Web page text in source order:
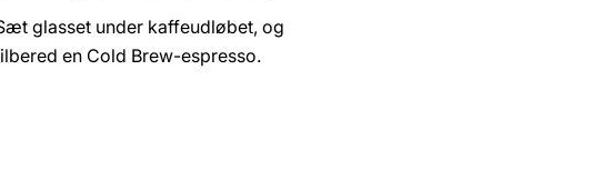
glasset under kaffeudløbet, og
en Cold Brew-espresso.